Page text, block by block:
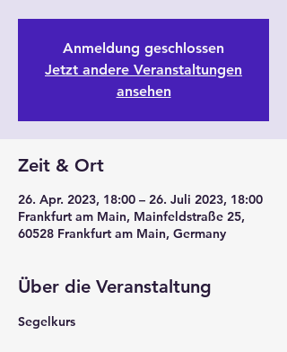
Anmeldung geschlossen
Jetzt andere Veranstaltungen
ansehen
Zeit & Ort
26. Apr. 2023, 18:00 – 26. Juli 2023, 18:00
Frankfurt am Main, Mainfeldstraße 25,
60528 Frankfurt am Main, Germany
Über die Veranstaltung
Segelkurs